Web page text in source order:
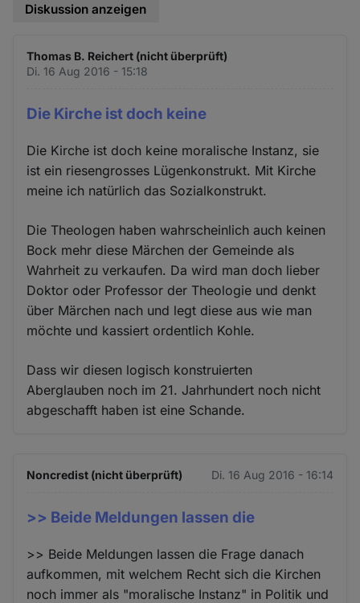
Diskussion anzeigen
Thomas B. Reichert (nicht überprüft)
Di. 16 Aug 2016 - 15:18
Die Kirche ist doch keine
Die Kirche ist doch keine moralische Instanz, sie
ist ein riesengrosses Lügenkonstrukt. Mit Kirche
meine ich natürlich das Sozialkonstrukt.
Die Theologen haben wahrscheinlich auch keinen
Bock mehr diese Märchen der Gemeinde als
Wahrheit zu verkaufen. Da wird man doch lieber
Doktor oder Professor der Theologie und denkt
über Märchen nach und legt diese aus wie man
möchte und kassiert ordentlich Kohle.
Dass wir diesen logisch konstruierten
Aberglauben noch im 21. Jahrhundert noch nicht
abgeschafft haben ist eine Schande.
Noncredist (nicht überprüft) Di. 16 Aug 2016 - 16:14
>> Beide Meldungen lassen die
>> Beide Meldungen lassen die Frage danach
aufkommen, mit welchem Recht sich die Kirchen
noch immer als "moralische Instanz" in Politik und